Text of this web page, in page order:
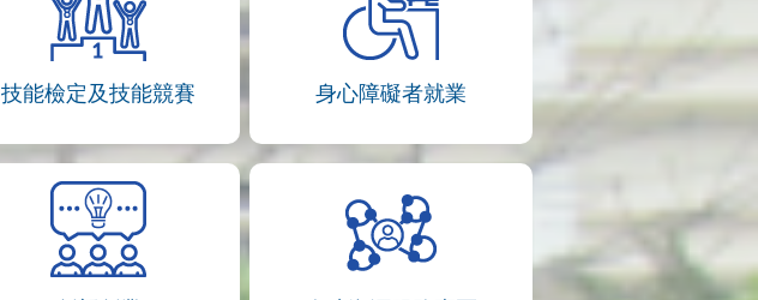
技能檢定及技能競賽 身心障礙者就業